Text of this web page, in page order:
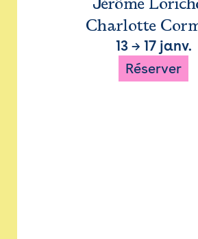
Charlotte
13→ 17 janv.
Réserver